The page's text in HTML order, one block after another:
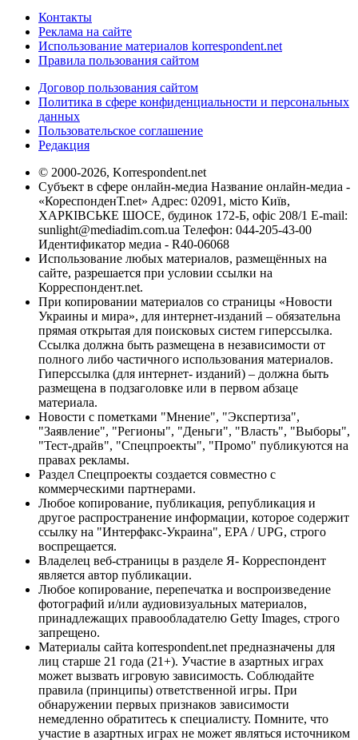
Контакты
Реклама на сайте
Использование материалов korrespondent.net
Правила пользования сайтом
Договор пользования сайтом
Политика в сфере конфиденциальности и персональных
данных
Пользовательское соглашение
Редакция
© 2000-2026, Korrespondent.net
Субъект в сфере онлайн-медиа Название онлайн-медиа -
«КореспонденТ.net» Адрес: 02091, місто Київ,
ХАРКІВСЬКЕ ШОСЕ, будинок 172-Б, офіс 208/1 E-mail:
sunlight@mediadim.com.ua Телефон: 044-205-43-00
Идентификатор медиа - R40-06068
Использование любых материалов, размещённых на
сайте, разрешается при условии ссылки на
Корреспондент.net.
При копировании материалов со страницы «Новости
Украины и мира», для интернет-изданий – обязательна
прямая открытая для поисковых систем гиперссылка.
Ссылка должна быть размещена в независимости от
полного либо частичного использования материалов.
Гиперссылка (для интернет- изданий) – должна быть
размещена в подзаголовке или в первом абзаце
материала.
Новости с пометками "Мнение", "Экспертиза",
"Заявление", "Регионы", "Деньги", "Власть", "Выборы",
"Тест-драйв", "Спецпроекты", "Промо" публикуются на
правах рекламы.
Раздел Спецпроекты создается совместно с
коммерческими партнерами.
Любое копирование, публикация, републикация и
другое распространение информации, которое содержит
ссылку на "Интерфакс-Украина", EPA / UPG, строго
воспрещается.
Владелец веб-страницы в разделе Я- Корреспондент
является автор публикации.
Любое копирование, перепечатка и воспроизведение
фотографий и/или аудиовизуальных материалов,
принадлежащих правообладателю Getty Images, строго
запрещено.
Материалы сайта korrespondent.net предназначены для
лиц старше 21 года (21+). Участие в азартных играх
может вызвать игровую зависимость. Соблюдайте
правила (принципы) ответственной игры. При
обнаружении первых признаков зависимости
немедленно обратитесь к специалисту. Помните, что
участие в азартных играх не может являться источником